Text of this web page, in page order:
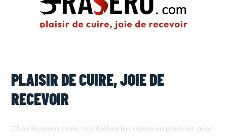
PLAISIR DE CUIRE, JOIE DE
RECEVOIR
Chez Brasero.com, on célèbre la cuisine en plein air avec